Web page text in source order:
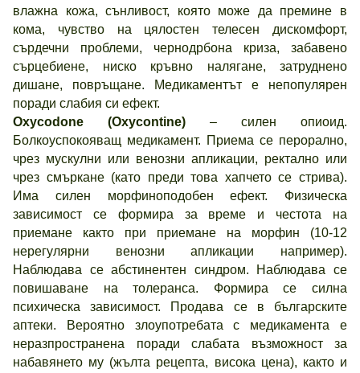
влажна кожа, сънливост, която може да премине в
кома, чувство на цялостен телесен дискомфорт,
сърдечни проблеми, чернодрбона криза, забавено
сърцебиене, ниско кръвно налягане, затруднено
дишане, повръщане. Медикаментът е непопулярен
поради слабия си ефект.
Oxycodone (Oxycontine) – силен опиоид.
Болкоуспокояващ медикамент. Приема се перорално,
чрез мускулни или венозни апликации, ректално или
чрез смъркане (като преди това хапчето се стрива).
Има силен морфиноподобен ефект. Физическа
зависимост се формира за време и честота на
приемане както при приемане на морфин (10-12
нерегулярни венозни апликации например).
Наблюдава се абстинентен синдром. Наблюдава се
повишаване на толеранса. Формира се силна
психическа зависимост. Продава се в българските
аптеки. Вероятно злоупотребата с медикамента е
неразпространена поради слабата възможност за
набавянето му (жълта рецепта, висока цена), както и